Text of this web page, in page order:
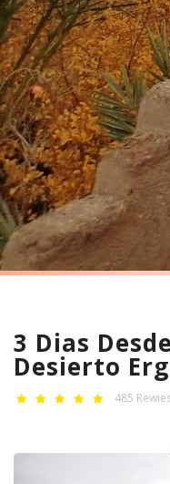
3 Dias
Desierto
485